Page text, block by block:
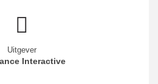
Uitgever
Interactive